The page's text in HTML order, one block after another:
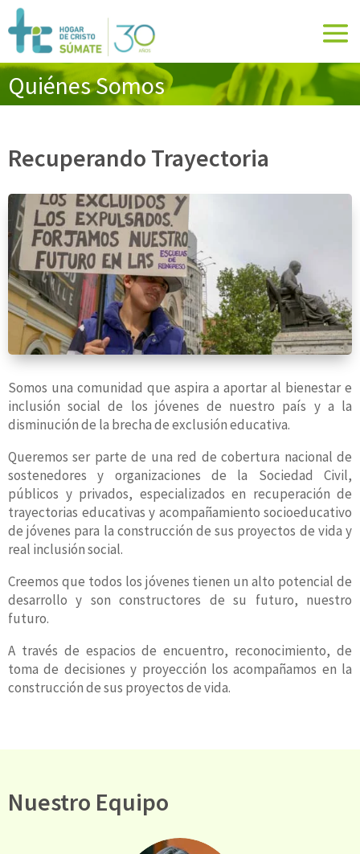
Quiénes Somos
Recuperando Trayectoria
Somos una comunidad que aspira a aportar al bienestar e
inclusión social de los jóvenes de nuestro país y a la
disminución de la brecha de exclusión educativa.
Queremos ser parte de una red de cobertura nacional de
sostenedores y organizaciones de la Sociedad Civil,
públicos y privados, especializados en recuperación de
trayectorias educativas y acompañamiento socioeducativo
de jóvenes para la construcción de sus proyectos de vida y
real inclusión social.
Creemos que todos los jóvenes tienen un alto potencial de
desarrollo y son constructores de su futuro, nuestro
futuro.
A través de espacios de encuentro, reconocimiento, de
toma de decisiones y proyección los acompañamos en la
construcción de sus proyectos de vida.
Nuestro Equipo